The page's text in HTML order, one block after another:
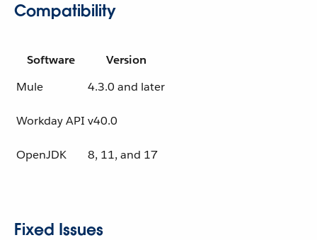
Compatibility
Software
Version
Mule
4.3.0 and later
Workday API v40.0
OpenJDK 8, 11, and 17
Fixed Issues